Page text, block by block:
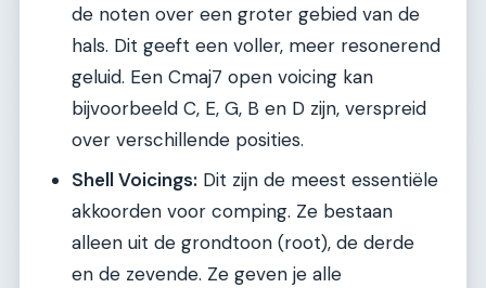
de noten over een groter gebied van de
hals. Dit geeft een voller, meer resonerend
geluid. Een Cmaj7 open voicing kan
bijvoorbeeld C, E, G, B en D zijn, verspreid
over verschillende posities.
Shell Voicings: Dit zijn de meest essentiële
akkoorden voor comping. Ze bestaan
alleen uit de grondtoon (root), de derde
en de zevende. Ze geven je alle